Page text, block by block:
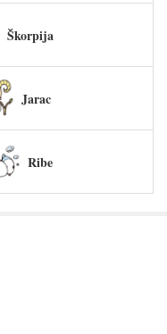
Škorpija
Jarac
Ribe